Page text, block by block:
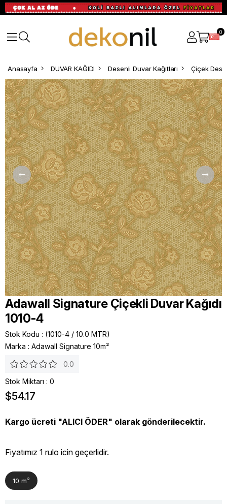
0
Anasayfa DUVAR KAĞIDI Desenli Duvar Kağıtları Çiçek
Adawall Signature Çiçekli Duvar Kağıdı
1010-4
Stok Kodu
(1010-4 / 10.0 MTR)
Marka : Adawall Signature 10m²
0.0
Stok Miktarı : 0
$54.17
Kargo ücreti "ALICI ÖDER" olarak gönderilecektir.
Fiyatımız 1 rulo icin geçerlidir.
10 m²